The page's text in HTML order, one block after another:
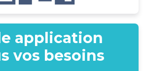
application
vos besoins